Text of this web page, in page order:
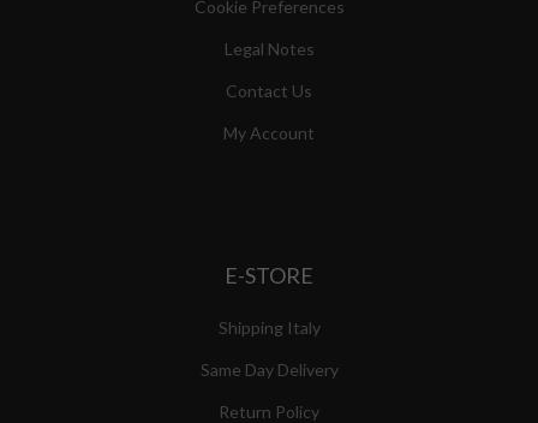
Cookie Preferences
Legal Notes
Contact Us
My Account
E-STORE
Shipping Italy
Same Day Delivery
Return Policy